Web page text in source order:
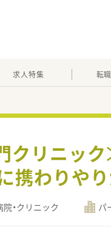
求人特集 転
クリニ
携わりや
院・クリニック パ